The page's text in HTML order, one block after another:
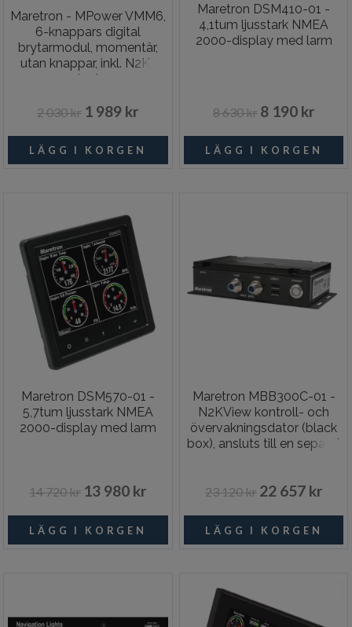
Maretron - MPower VMM6,
6-knappars digital
brytarmodul, momentär,
utan knappar, inkl. N2K-
adapter
2 030 kr 1 989 kr
Maretron DSM410-01 -
4,1tum ljusstark NMEA
2000-display med larm
8 630 kr 8 190 kr
Maretron DSM570-01 -
5,7tum ljusstark NMEA
2000-display med larm
14 720 kr 13 980 kr
Maretron MBB300C-01 -
N2KView kontroll- och
övervakningsdator (black
box), ansluts till en separat
23 120 kr 22 657 kr